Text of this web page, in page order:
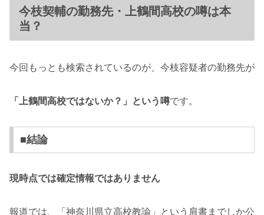
今枝契輔の勤務先・上鶴間高校の噂は本
当？
今回もっとも検索されているのが、今枝容疑者の勤務先が
「上鶴間高校ではないか？」という噂です。
■結論
現時点では確定情報ではありません
報道では、「神奈川県立高校教諭」という肩書までしか公